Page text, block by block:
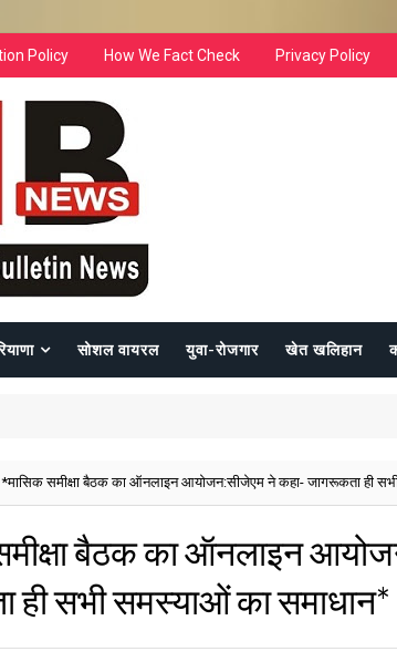
Policy How We Fact Check Privacy Policy
सोशल वायरल युवा-रोजगार खेत खलिहान
*मासिक समीक्षा बैठक का ऑनलाइन आयोजन:सीजेएम ने कहा- जागरूकता ही
बैठक का ऑनलाइन
ही सभी समस्याओं का समाधान*